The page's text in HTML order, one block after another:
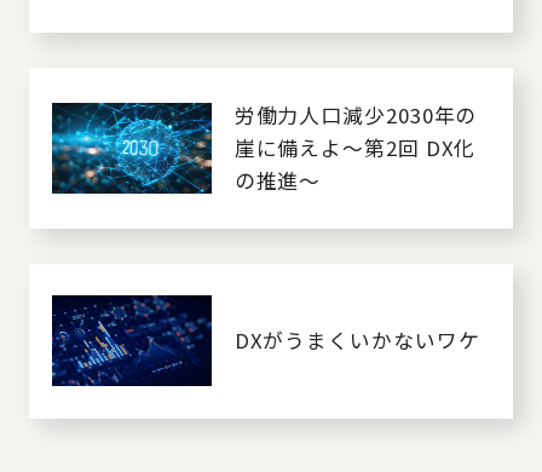
労働力人口減少2030年の
崖に備えよ～第2回 DX化
の推進～
DXがうまくいかないワケ